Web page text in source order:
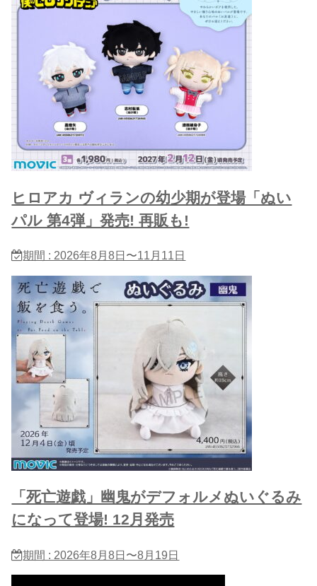
ヒロアカ ヴィランの幼少期が登場「ぬい
パル 第4弾」発売! 再販も!
期間 : 2026年8月8日〜11月11日
「死亡遊戯」幽鬼がデフォルメぬいぐるみ
になって登場! 12月発売
期間 : 2026年8月8日〜8月19日